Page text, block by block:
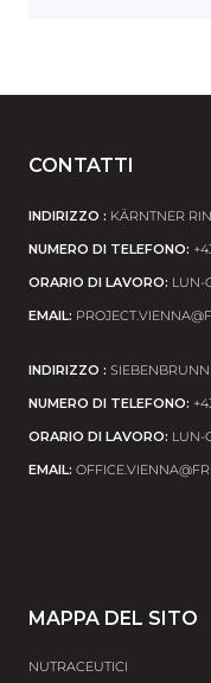
CONTATTI
INDIRIZZO : KÄRNTNER
NUMERO DI TELEFONO:
ORARIO DI LAVORO: LUN-
EMAIL:
INDIRIZZO :
NUMERO DI TELEFONO:
ORARIO DI LAVORO: LUN-
EMAIL:
MAPPA DEL SITO
NUTRACEUTICI